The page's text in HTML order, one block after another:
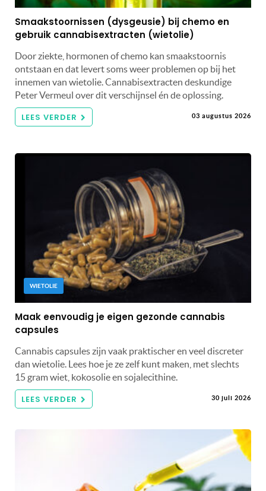
Smaakstoornissen (dysgeusie) bij chemo en
gebruik cannabisextracten (wietolie)
Door ziekte, hormonen of chemo kan smaakstoornis
ontstaan en dat levert soms weer problemen op bij het
innemen van wietolie. Cannabisextracten deskundige
Peter Vermeul over dit verschijnsel én de oplossing.
LEES VERDER 03 augustus 2026
WIETOLIE
Maak eenvoudig je eigen gezonde cannabis
capsules
Cannabis capsules zijn vaak praktischer en veel discreter
dan wietolie. Lees hoe je ze zelf kunt maken, met slechts
15 gram wiet, kokosolie en sojalecithine.
LEES VERDER 30 juli 2026